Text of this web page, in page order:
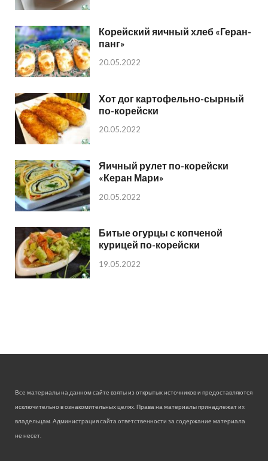
Корейский яичный хлеб «Геран-
панг»
20.05.2022
Хот дог картофельно-сырный
по-корейски
20.05.2022
Яичный рулет по-корейски
«Керан Мари»
20.05.2022
Битые огурцы с копченой
курицей по-корейски
19.05.2022
Все материалы на данном сайте взяты из открытых источников и предоставляются
исключительно в ознакомительных целях. Права на материалы принадлежат их
владельцам. Администрация сайта ответственности за содержание материала
не несет.